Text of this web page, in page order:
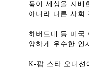
품이 세상을 지배
아니라 다른 사회
하버드대 등 미국
양하게 우수한 인
K-팝 스타 오디션